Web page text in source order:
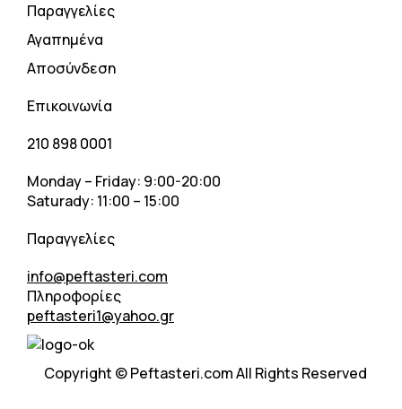
Παραγγελίες
Αγαπημένα
Αποσύνδεση
Επικοινωνία
210 898 0001
Monday – Friday: 9:00-20:00
Saturady: 11:00 – 15:00
Παραγγελίες
info@peftasteri.com
Πληροφορίες
peftasteri1@yahoo.gr
Copyright © Peftasteri.com All Rights Reserved